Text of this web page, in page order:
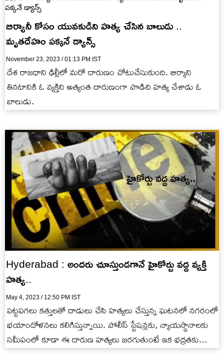
బిర్యానీ కోసం యువకుడిని హత్య చేసిన బాలుడు ..
మృతదేహం పక్కనే డ్యాన్స్
November 23, 2023 / 01:13 PM IST
దేశ రాజధాని ఢిల్లీలో మరో దారుణం చోటుచేసుకుంది. బిర్యాని
తినటానికి ఓ వ్యక్తిని అత్యంత దారుణంగా పొడిచి హత్య చేశాడు ఓ
బాలుడు.
Hyderabad : అందరు చూస్తుండగానే హైకోర్టు వద్ద వ్యక్తి
హత్య..
May 4, 2023 / 12:50 PM IST
పట్టపగలు కత్తులతో దాడులు చేసి హత్యలు చేస్తున్న ఘటనలో నగరంలో
భయాందోళనలు కలిగిస్తున్నాయి. పోలీస్ స్టేషన్లకు, న్యాయస్థానాలకు
సమీపంలో కూడా ఈ దారుణ హత్యలు జరగుతుంటే ఇక భద్రతకు